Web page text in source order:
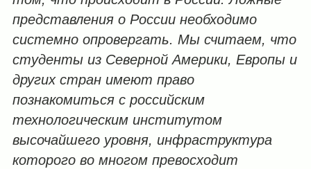
представления о России необходимо
системно опровергать. Мы считаем, что
студенты из Северной Америки, Европы и
других стран имеют право
познакомиться с российским
технологическим институтом
высочайшего уровня, инфраструктура
которого во многом превосходит